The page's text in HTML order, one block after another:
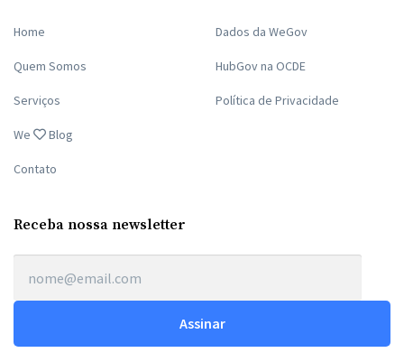
Home
Quem Somos
Serviços
We Blog
Contato
Dados da WeGov
HubGov na OCDE
Política de Privacidade
Receba nossa newsletter